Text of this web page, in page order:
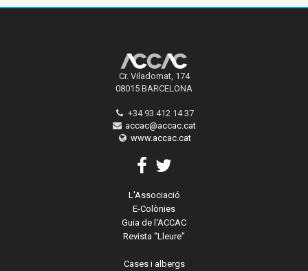
Cr. Viladomat, 174
08015 BARCELONA
+34 93 412 14 37
accac@accac.cat
www.accac.cat
L'Associació
E-Colònies
Guia de l'ACCAC
Revista "Lleure"
Cases i albergs